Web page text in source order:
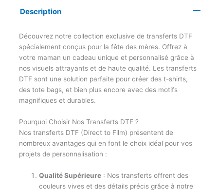
Description
Découvrez notre collection exclusive de transferts DTF
spécialement conçus pour la fête des mères. Offrez à
votre maman un cadeau unique et personnalisé grâce à
nos visuels attrayants et de haute qualité. Les transferts
DTF sont une solution parfaite pour créer des t-shirts,
des tote bags, et bien plus encore avec des motifs
magnifiques et durables.
Pourquoi Choisir Nos Transferts DTF ?
Nos transferts DTF (Direct to Film) présentent de
nombreux avantages qui en font le choix idéal pour vos
projets de personnalisation :
Qualité Supérieure: Nos transferts offrent des
couleurs vives et des détails précis grâce à notre